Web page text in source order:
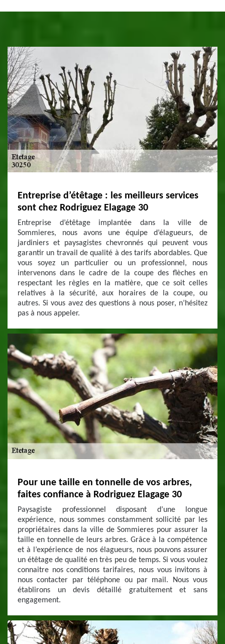
Entreprise d’étêtage : les meilleurs services
sont chez Rodriguez Elagage 30
Entreprise d’étêtage implantée dans la ville de
Sommieres, nous avons une équipe d’élagueurs, de
jardiniers et paysagistes chevronnés qui peuvent vous
garantir un travail de qualité à des tarifs abordables. Que
vous soyez un particulier ou un professionnel, nous
intervenons dans le cadre de la coupe des flèches en
respectant les règles en la matière, que ce soit celles
relatives à la sécurité, aux horaires de la coupe, ou
autres. Si vous avez des questions à nous poser, n’hésitez
pas à nous appeler.
Pour une taille en tonnelle de vos arbres,
faites confiance à Rodriguez Elagage 30
Paysagiste professionnel disposant d’une longue
expérience, nous sommes constamment sollicité par les
propriétaires dans la ville de Sommieres pour assurer la
taille en tonnelle de leurs arbres. Grâce à la compétence
et à l’expérience de nos élagueurs, nous pouvons assurer
un étêtage de qualité en très peu de temps. Si vous voulez
connaitre nos conditions tarifaires, nous vous invitons à
nous contacter par téléphone ou par mail. Nous vous
établirons un devis détaillé gratuitement et sans
engagement.